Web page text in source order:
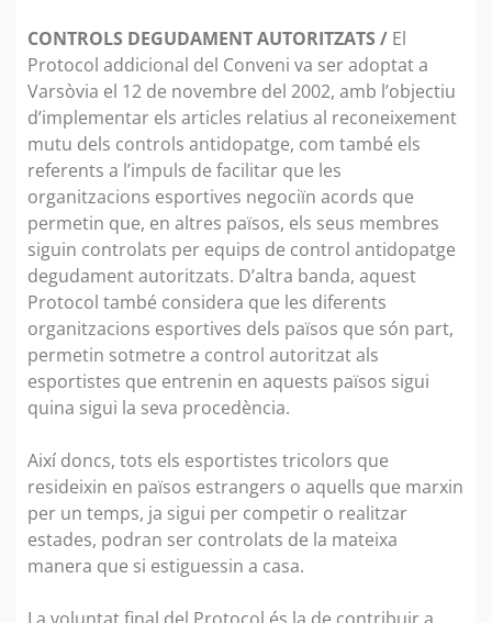
CONTROLS DEGUDAMENT AUTORITZATS / El
Protocol addicional del Conveni va ser adoptat a
Varsòvia el 12 de novembre del 2002, amb l’objectiu
d’implementar els articles relatius al reconeixement
mutu dels controls antidopatge, com també els
referents a l’impuls de facilitar que les
organitzacions esportives negociïn acords que
permetin que, en altres països, els seus membres
siguin controlats per equips de control antidopatge
degudament autoritzats. D’altra banda, aquest
Protocol també considera que les diferents
organitzacions esportives dels països que són part,
permetin sotmetre a control autoritzat als
esportistes que entrenin en aquests països sigui
quina sigui la seva procedència.
Així doncs, tots els esportistes tricolors que
resideixin en països estrangers o aquells que marxin
per un temps, ja sigui per competir o realitzar
estades, podran ser controlats de la mateixa
manera que si estiguessin a casa.